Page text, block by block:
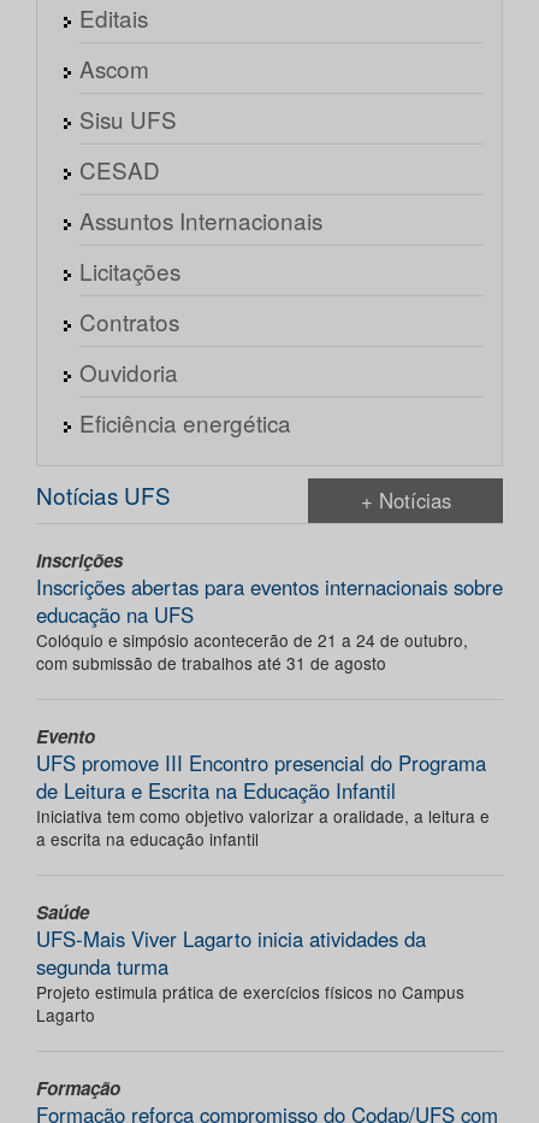
Editais
Ascom
Sisu UFS
CESAD
Assuntos Internacionais
Licitações
Contratos
Ouvidoria
Eficiência energética
Notícias UFS + Notícias
Inscrições
Inscrições abertas para eventos internacionais sobre
educação na UFS
Colóquio e simpósio acontecerão de 21 a 24 de outubro,
com submissão de trabalhos até 31 de agosto
Evento
UFS promove III Encontro presencial do Programa
de Leitura e Escrita na Educação Infantil
Iniciativa tem como objetivo valorizar a oralidade, a leitura e
a escrita na educação infantil
Saúde
UFS-Mais Viver Lagarto inicia atividades da
segunda turma
Projeto estimula prática de exercícios físicos no Campus
Lagarto
Formação
Formação reforça compromisso do Codap/UFS com